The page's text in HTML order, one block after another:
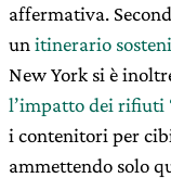
affermativa.
un itinerario
New York si è
l’impatto dei rifiuti
i contenitori per
ammettendo solo